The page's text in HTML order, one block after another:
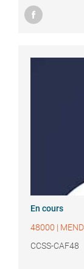
En cours
48000 |
CCSS-CAF48